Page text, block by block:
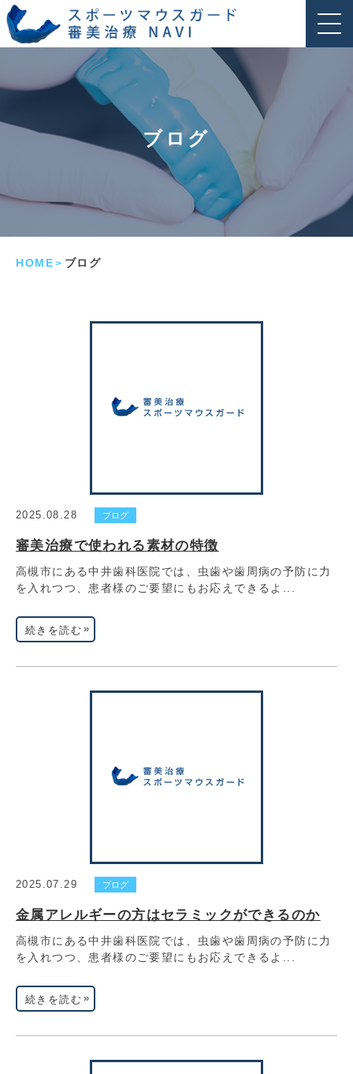
ブログ
HOME > ブログ
2025.08.28 ブログ
審美治療で使われる素材の特徴
高槻市にある中井歯科医院では、虫歯や歯周病の予防に力
を入れつつ、患者様のご要望にもお応えできるよ...
続きを読む »
2025.07.29 ブログ
金属アレルギーの方はセラミックができるのか
高槻市にある中井歯科医院では、虫歯や歯周病の予防に力
を入れつつ、患者様のご要望にもお応えできるよ...
続きを読む »